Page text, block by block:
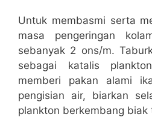
Untuk membasmi serta
masa pengeringan
sebanyak 2 ons/m.
sebagai katalis
memberi pakan alami
pengisian air, biarkan
plankton berkembang biak